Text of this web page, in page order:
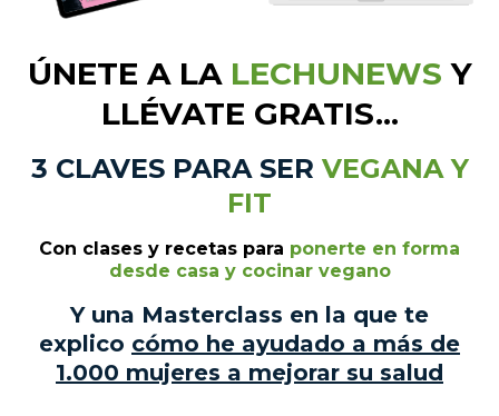
ÚNETE A LA LECHUNEWS Y
LLÉVATE GRATIS...
3 CLAVES PARA SER VEGANA Y
FIT
Con clases y recetas para ponerte en forma
desde casa y cocinar vegano
Y una Masterclass en la que te
explico cómo he ayudado a más de
1.000 mujeres a mejorar su salud